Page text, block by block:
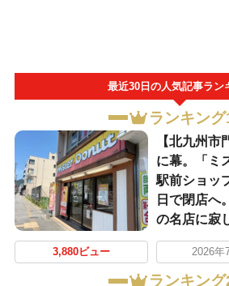
最近30日の人気記事ラン
ランキング
【北九州市
に幕。「ミ
駅前ショッ
日で閉店へ
の名店に寂
3,880ビュー 2026年
ランキング